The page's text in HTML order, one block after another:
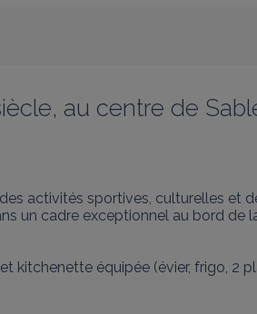
au centre de
activités sportives, culturelles et
un cadre exceptionnel au bord de
kitchenette équipée (évier, frigo, 2